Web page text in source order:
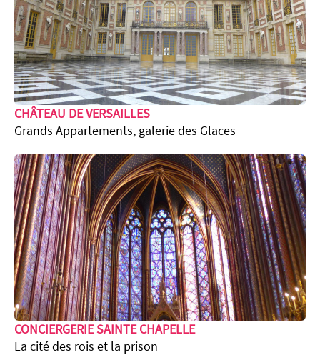
CHÂTEAU DE VERSAILLES
Grands Appartements, galerie des Glaces
CONCIERGERIE SAINTE CHAPELLE
La cité des rois et la prison